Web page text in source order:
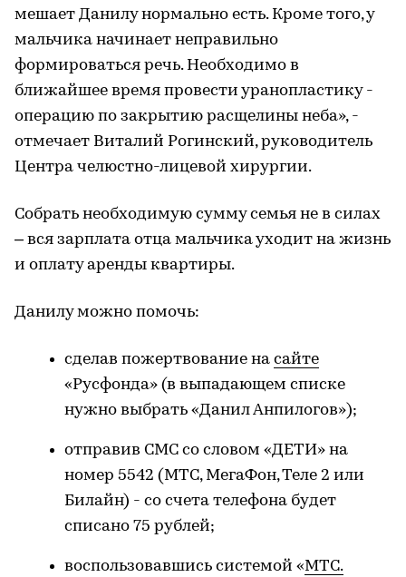
мешает Данилу нормально есть. Кроме того, у
мальчика начинает неправильно
формироваться речь. Необходимо в
ближайшее время провести уранопластику -
операцию по закрытию расщелины неба», -
отмечает Виталий Рогинский, руководитель
Центра челюстно-лицевой хирургии.
Собрать необходимую сумму семья не в силах
– вся зарплата отца мальчика уходит на жизнь
и оплату аренды квартиры.
Данилу можно помочь:
сделав пожертвование на сайте
«Русфонда» (в выпадающем списке
нужно выбрать «Данил Анпилогов»);
отправив СМС со словом «ДЕТИ» на
номер 5542 (МТС, МегаФон, Теле 2 или
Билайн) - со счета телефона будет
списано 75 рублей;
воспользовавшись системой «МТС.